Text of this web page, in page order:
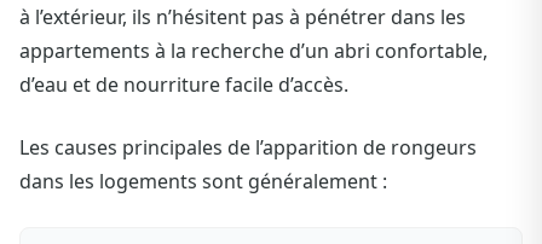
à l’extérieur, ils n’hésitent pas à pénétrer dans les
appartements à la recherche d’un abri confortable,
d’eau et de nourriture facile d’accès.
Les causes principales de l’apparition de rongeurs
dans les logements sont généralement :